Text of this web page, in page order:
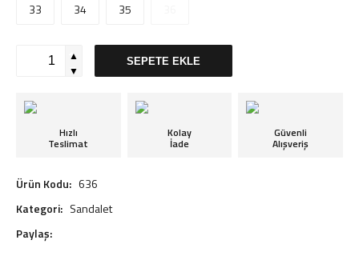
33 34 35
▲
▼
SEPETE EKLE
Hızlı
Teslimat
Kolay
İade
Güvenli
Alışveriş
Ürün Kodu: 636
Kategori: Sandalet
Paylaş: